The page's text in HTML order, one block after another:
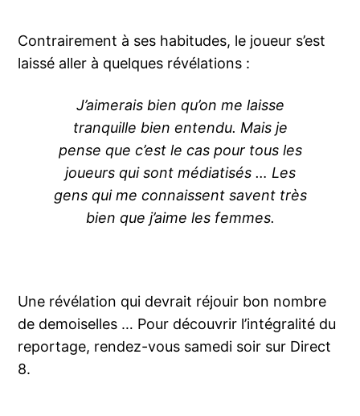
Contrairement à ses habitudes, le joueur s’est
laissé aller à quelques révélations :
J’aimerais bien qu’on me laisse
tranquille bien entendu. Mais je
pense que c’est le cas pour tous les
joueurs qui sont médiatisés … Les
gens qui me connaissent savent très
bien que j’aime les femmes.
Une révélation qui devrait réjouir bon nombre
de demoiselles … Pour découvrir l’intégralité du
reportage, rendez-vous samedi soir sur Direct
8.